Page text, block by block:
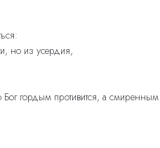
но из усердия,
гордым противится, а смиренным